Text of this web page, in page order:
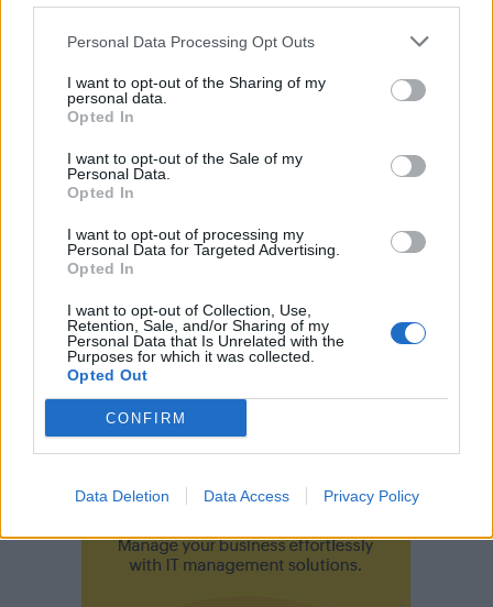
Personal Data Processing Opt Outs
I want to opt-out of the Sharing of my
personal data.
Opted In
I want to opt-out of the Sale of my
Personal Data.
Opted In
I want to opt-out of processing my
Personal Data for Targeted Advertising.
Opted In
I want to opt-out of Collection, Use,
Retention, Sale, and/or Sharing of my
Personal Data that Is Unrelated with the
Purposes for which it was collected.
Opted Out
CONFIRM
Data Deletion Data Access Privacy Policy